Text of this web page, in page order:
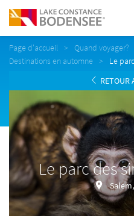
Page d'accueil Quand voyager?
Destinations en automne
Le
RETOUR
Le parc des